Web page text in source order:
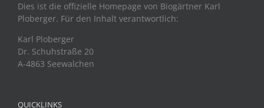
Dies ist die offizielle Homepage von Biogärtner Karl
Ploberger. Für den Inhalt verantwortlich:
Karl Ploberger
Dr. Schuhstraße 20
A-4863 Seewalchen
QUICKLINKS